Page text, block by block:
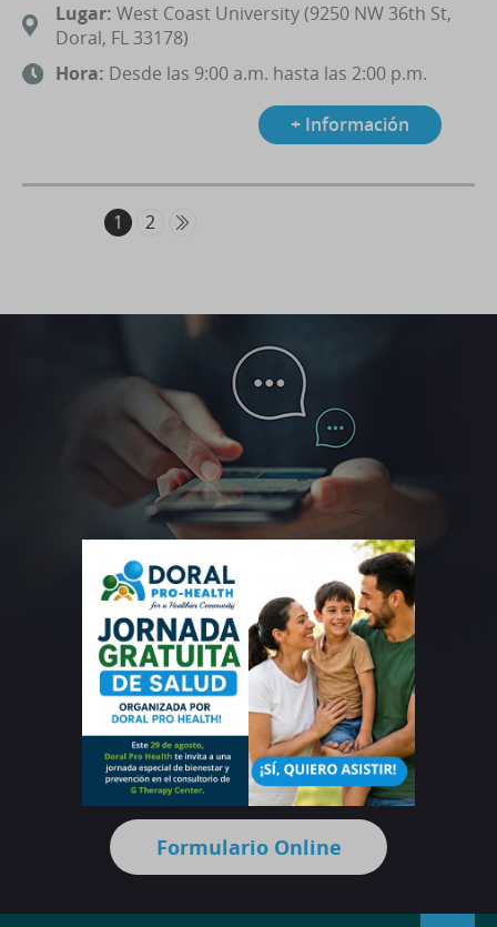
Lugar: West Coast University (9250 NW 36th St,
Doral, FL 33178)
Hora: Desde las 9:00 a.m. hasta las 2:00 p.m.
+ Información
1 2
Escríbenos
doralprohealth@gmail.com
O llena nuestro
Formulario Online